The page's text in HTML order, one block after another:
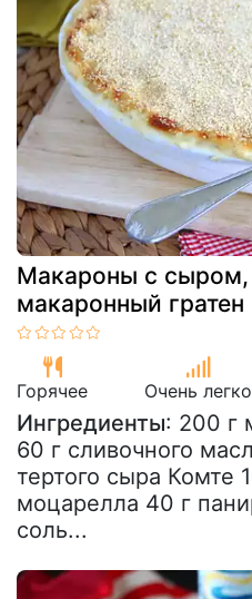
Макароны с сыром,
макаронный гратен
Горячее Очень легко
Ингредиенты: 200 г
60 г сливочного
тертого сыра Комте
моцарелла 40 г
соль...